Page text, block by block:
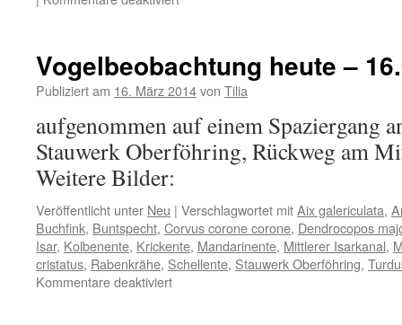
Dümmer
Vogelbeobachtung heute –
Publiziert am 16. März 2014von Tilia
aufgenommen auf einem Spaziergang
Stauwerk Oberföhring, Rückweg am
Weitere Bilder:
Veröffentlicht unter Neu | Verschlagwortet mitAix galericulata,
Buchfink, Buntspecht, Corvus corone corone, Dendrocopos
Isar, Kolbenente, Krickente, Mandarinente, Mittlerer Isarkanal,
cristatus, Rabenkrähe, Schellente, Stauwerk Oberföhring,
Kommentare deaktiviertfür